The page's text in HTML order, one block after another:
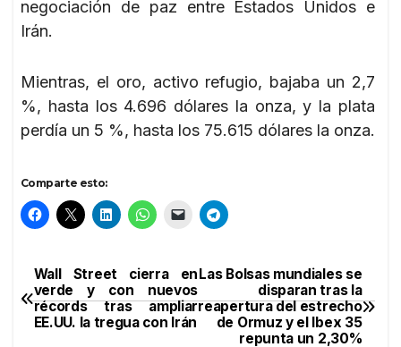
negociación de paz entre Estados Unidos e
Irán.
Mientras, el oro, activo refugio, bajaba un 2,7
%, hasta los 4.696 dólares la onza, y la plata
perdía un 5 %, hasta los 75.615 dólares la onza.
Comparte esto:
Navegación
de
Las Bolsas mundiales se
disparan tras la
reapertura del estrecho
de Ormuz y el Ibex 35
repunta un 2,30%
Wall Street cierra en
verde y con nuevos
récords tras ampliar
EE.UU. la tregua con Irán